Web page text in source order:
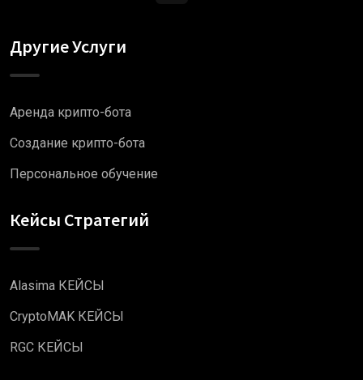
Другие Услуги
Аренда крипто-бота
Создание крипто-бота
Персональное обучение
Кейсы Стратегий
Alasima КЕЙСЫ
CryptoMAK КЕЙСЫ
RGC КЕЙСЫ